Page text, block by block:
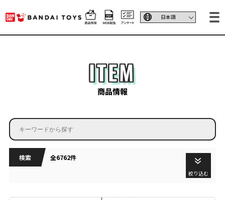
ITEM
商品情報
検索 全6762件
絞り込む